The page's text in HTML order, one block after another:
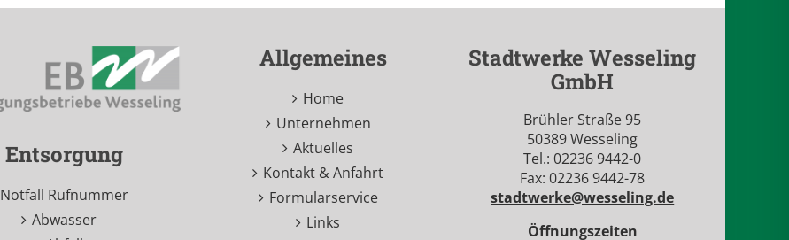
Entsorgung
Notfall Rufnummer
Abwasser
Allgemeines
Home
Unternehmen
Aktuelles
Kontakt & Anfahrt
Formularservice
Links
Stadtwerke Wesseling
GmbH
Brühler Straße 95
50389 Wesseling
Tel.: 02236 9442-0
Fax: 02236 9442-78
stadtwerke@wesseling.de
Öffnungszeiten